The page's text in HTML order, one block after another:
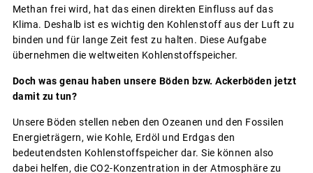
Methan frei wird, hat das einen direkten Einfluss auf das
Klima. Deshalb ist es wichtig den Kohlenstoff aus der Luft zu
binden und für lange Zeit fest zu halten. Diese Aufgabe
übernehmen die weltweiten Kohlenstoffspeicher.
Doch was genau haben unsere Böden bzw. Ackerböden jetzt
damit zu tun?
Unsere Böden stellen neben den Ozeanen und den Fossilen
Energieträgern, wie Kohle, Erdöl und Erdgas den
bedeutendsten Kohlenstoffspeicher dar. Sie können also
dabei helfen, die CO2-Konzentration in der Atmosphäre zu